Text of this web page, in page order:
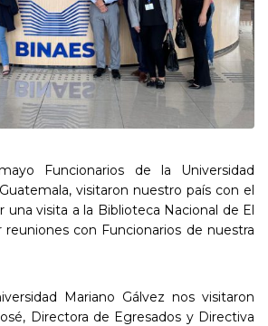
Funcionarios de la Universidad
visitaron nuestro país con el
una visita a la Biblioteca Nacional de El
reuniones con Funcionarios de nuestra
Mariano Gálvez nos visitaron
Directora de Egresados y Directiva